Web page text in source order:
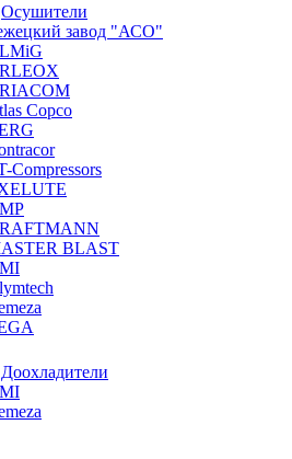
Осушители
завод "АСО"
Copco
Compressors
BLAST
Доохладители